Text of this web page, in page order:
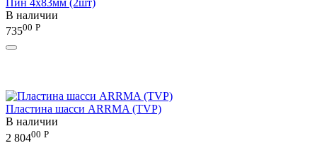
Пин 4х83мм (2шт)
В наличии
73500 Р
Пластина шасси ARRMA (TVP)
В наличии
2 80400 Р